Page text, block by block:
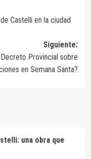
Castelli en la ciudad
Siguiente:
Provincial sobre
en Semana Santa?
una obra que